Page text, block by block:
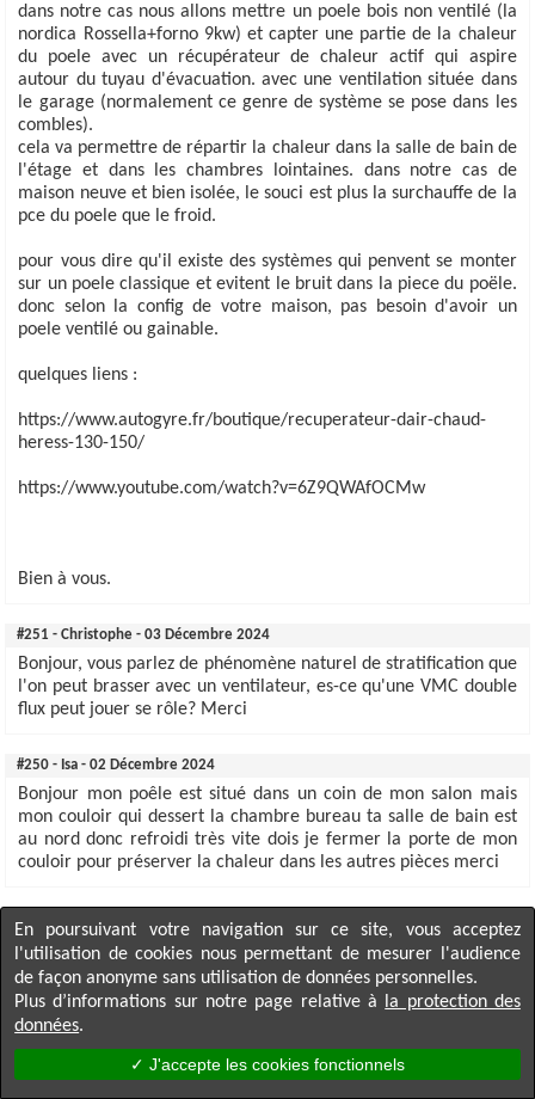
dans notre cas nous allons mettre un poele bois non ventilé (la
nordica Rossella+forno 9kw) et capter une partie de la chaleur
du poele avec un récupérateur de chaleur actif qui aspire
autour du tuyau d'évacuation. avec une ventilation située dans
le garage (normalement ce genre de système se pose dans les
combles).
cela va permettre de répartir la chaleur dans la salle de bain de
l'étage et dans les chambres lointaines. dans notre cas de
maison neuve et bien isolée, le souci est plus la surchauffe de la
pce du poele que le froid.
pour vous dire qu'il existe des systèmes qui penvent se monter
sur un poele classique et evitent le bruit dans la piece du poële.
donc selon la config de votre maison, pas besoin d'avoir un
poele ventilé ou gainable.
quelques liens :
https://www.autogyre.fr/boutique/recuperateur-dair-chaud-
heress-130-150/
https://www.youtube.com/watch?v=6Z9QWAfOCMw
Bien à vous.
#251 - Christophe - 03 Décembre 2024
Bonjour, vous parlez de phénomène naturel de stratification que
l'on peut brasser avec un ventilateur, es-ce qu'une VMC double
flux peut jouer se rôle? Merci
#250 - Isa - 02 Décembre 2024
Bonjour mon poêle est situé dans un coin de mon salon mais
mon couloir qui dessert la chambre bureau ta salle de bain est
au nord donc refroidi très vite dois je fermer la porte de mon
couloir pour préserver la chaleur dans les autres pièces merci
Bonjour
J’aimerais installer un poêle à granulés étanche dans ma
Veranda de 12 m2 , qui s’ouvre sur mon salon séjour cuisine de
la maison ( environ 70 m2 )
Quelle puissance dois je prendre ? Soufflerie ou convection ?
J’ai une préférence pour la marque ravelli
Cordialement fred
↑
En poursuivant votre navigation sur ce site, vous acceptez
l'utilisation de cookies nous permettant de mesurer l'audience
de façon anonyme sans utilisation de données personnelles.
Plus d’informations sur notre page relative à
la protection des
données.
✓ J'accepte les cookies fonctionnels